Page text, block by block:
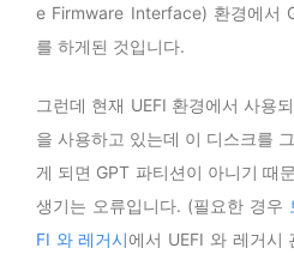
e Firmware Interface) 환경에서
를 하게된 것입니다.
그런데 현재 UEFI 환경에서 사용
을 사용하고 있는데 이 디스크를
게 되면 GPT 파티션이 아니기 때
생기는 오류입니다. (필요한 경우
FI 와 레거시에서 UEFI 와 레거시